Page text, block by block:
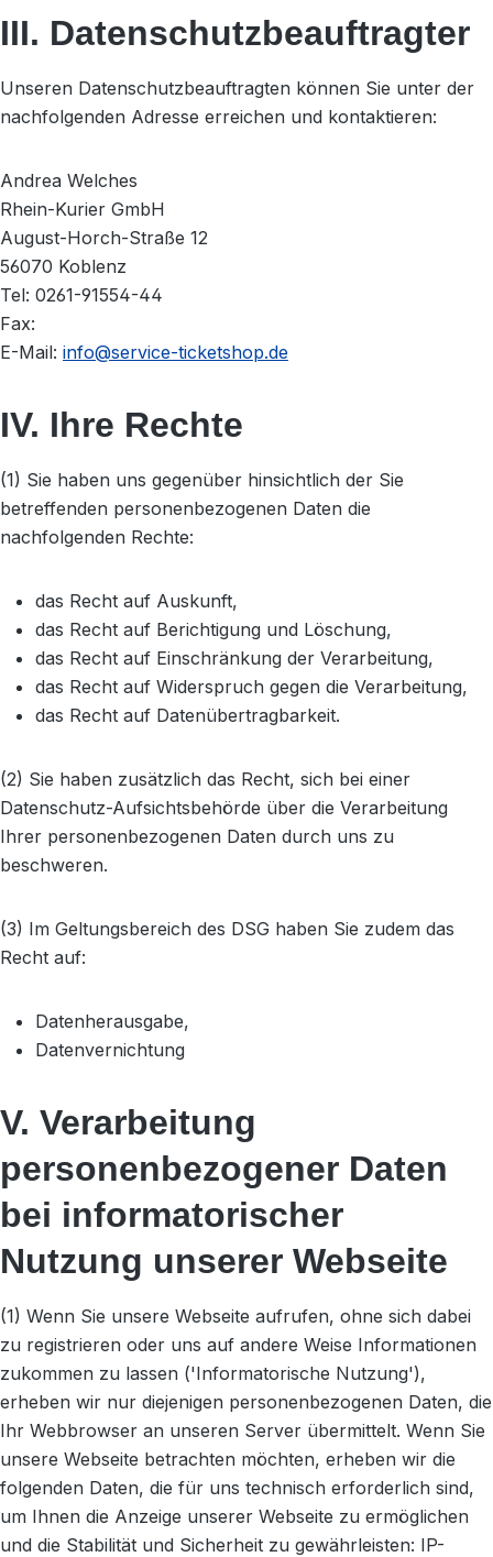
III. Datenschutzbeauftragter
Unseren Datenschutzbeauftragten können Sie unter der
nachfolgenden Adresse erreichen und kontaktieren:
Andrea Welches
Rhein-Kurier GmbH
August-Horch-Straße 12
56070 Koblenz
Tel: 0261-91554-44
Fax:
E-Mail: info@service-ticketshop.de
IV. Ihre Rechte
(1) Sie haben uns gegenüber hinsichtlich der Sie
betreffenden personenbezogenen Daten die
nachfolgenden Rechte:
das Recht auf Auskunft,
das Recht auf Berichtigung und Löschung,
das Recht auf Einschränkung der Verarbeitung,
das Recht auf Widerspruch gegen die Verarbeitung,
das Recht auf Datenübertragbarkeit.
(2) Sie haben zusätzlich das Recht, sich bei einer
Datenschutz-Aufsichtsbehörde über die Verarbeitung
Ihrer personenbezogenen Daten durch uns zu
beschweren.
(3) Im Geltungsbereich des DSG haben Sie zudem das
Recht auf:
Datenherausgabe,
Datenvernichtung
V. Verarbeitung
personenbezogener Daten
bei informatorischer
Nutzung unserer Webseite
(1) Wenn Sie unsere Webseite aufrufen, ohne sich dabei
zu registrieren oder uns auf andere Weise Informationen
zukommen zu lassen ('Informatorische Nutzung'),
erheben wir nur diejenigen personenbezogenen Daten, die
Ihr Webbrowser an unseren Server übermittelt. Wenn Sie
unsere Webseite betrachten möchten, erheben wir die
folgenden Daten, die für uns technisch erforderlich sind,
um Ihnen die Anzeige unserer Webseite zu ermöglichen
und die Stabilität und Sicherheit zu gewährleisten: IP-